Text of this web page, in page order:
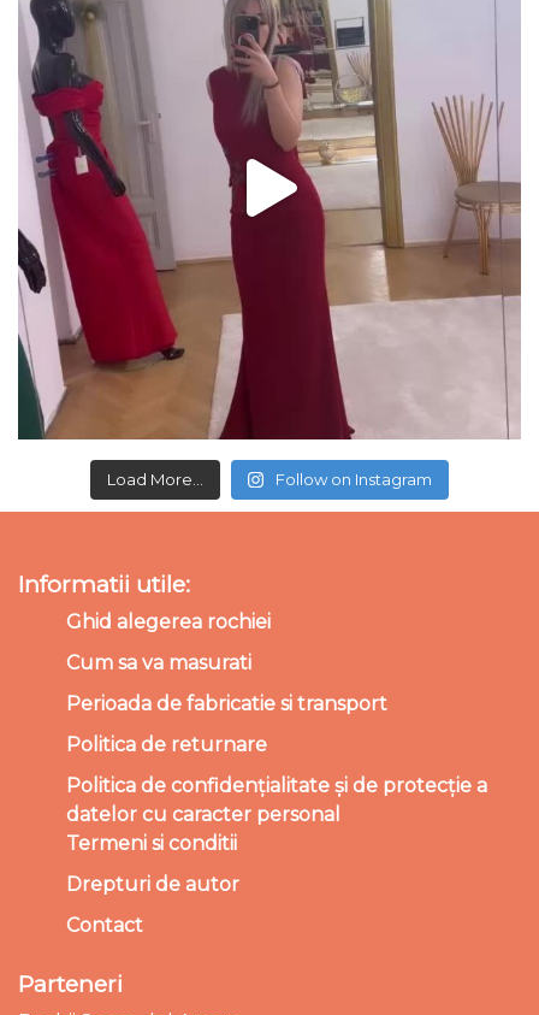
Load More... Follow on Instagram
Informatii utile:
Ghid alegerea rochiei
Cum sa va masurati
Perioada de fabricatie si transport
Politica de returnare
Politica de confidențialitate și de protecție a
datelor cu caracter personal
Termeni si conditii
Drepturi de autor
Contact
Parteneri